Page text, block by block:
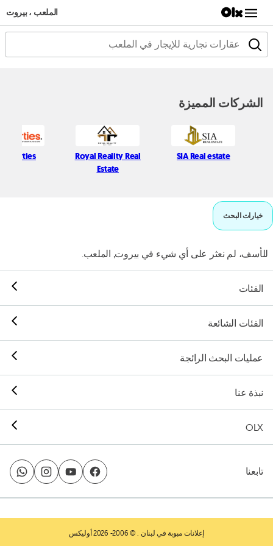
الملعب ، بيروت
الشركات المميزة
SIA Real estate
Royal Reality Real
Estate
خيارات البحث
للأسف، لم نعثر على أي شيء في بيروت, الملعب.
الفئات
الفئات الشائعة
عمليات البحث الرائجة
نبذة عنا
OLX
تابعنا
إعلانات مبوبة في لبنان . © 2006- 2026 أوليكس